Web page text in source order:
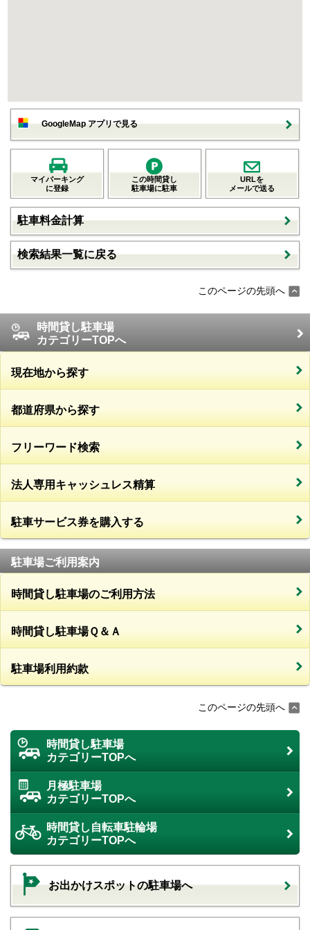
GoogleMap アプリで見る
マイパーキング
に登録
この時間貸し
駐車場に駐車
URLを
メールで送る
駐車料金計算
検索結果一覧に戻る
このページの先頭へ
時間貸し駐車場
カテゴリーTOPへ
現在地から探す
都道府県から探す
フリーワード検索
法人専用キャッシュレス精算
駐車サービス券を購入する
駐車場ご利用案内
時間貸し駐車場のご利用方法
時間貸し駐車場Ｑ＆Ａ
駐車場利用約款
このページの先頭へ
時間貸し駐車場
カテゴリーTOPへ
月極駐車場
カテゴリーTOPへ
時間貸し自転車駐輪場
カテゴリーTOPへ
お出かけスポットの駐車場へ